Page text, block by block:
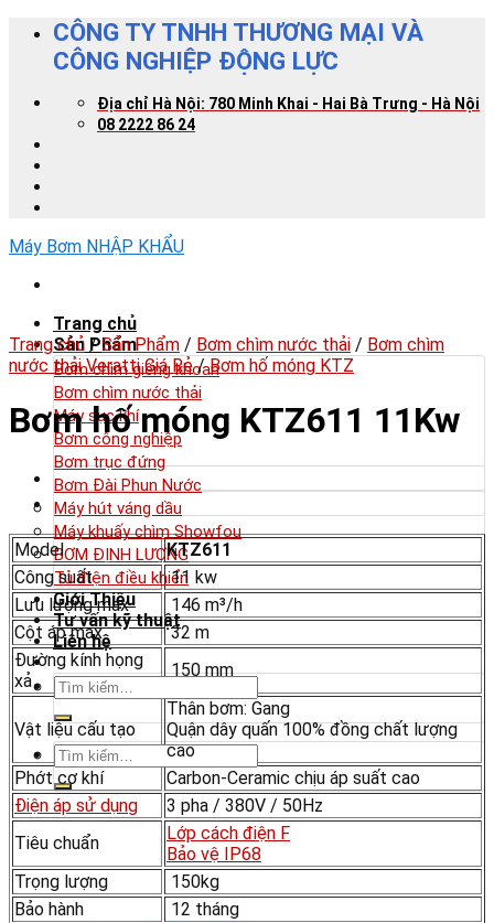
Skip
content
CÔNG TY TNHH THƯƠNG MẠI VÀ
CÔNG NGHIỆP ĐỘNG LỰC
Địa chỉ Hà Nội: 780 Minh Khai - Hai Bà Trưng - Hà Nội
08 2222 86 24
Máy Bơm NHẬP KHẨU
Trang chủ
Sản Phẩm
Bơm chìm giếng khoan
Bơm chìm nước thải
Máy sục khí
Bơm công nghiệp
Bơm trục đứng
Bơm Đài Phun Nước
Máy hút váng dầu
Máy khuấy chìm Showfou
BƠM ĐỊNH LƯỢNG
Tủ điện điều khiển
Giới Thiệu
Tư vấn kỹ thuật
Liên hệ
Tìm
Tìm
kiếm:
Trang chủ / Sản Phẩm / Bơm chìm nước thải / Bơm chìm
nước thải Veratti Giá Rẻ / Bơm hố móng KTZ
Bơm hố móng KTZ611 11Kw
Model
KTZ611
Công suất
11 kw
Lưu lượng max
146 m³/h
Cột áp max
32 m
Đường kính họng
xả
150 mm
Vật liệu cấu tạo
Thân bơm: Gang
Quận dây quấn 100% đồng chất lượng
cao
Phớt cơ khí
Carbon-Ceramic chịu áp suất cao
Điện áp sử dụng
3 pha / 380V / 50Hz
Tiêu chuẩn
Lớp cách điện F
Bảo vệ IP68
Trọng lượng
150kg
Bảo hành
12 tháng